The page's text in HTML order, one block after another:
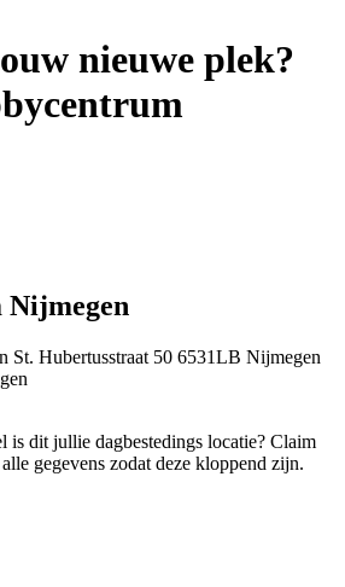
nieuwe plek?
St. Hubertusstraat 50 6531LB Nijmegen
dit jullie dagbestedings locatie? Claim
gegevens zodat deze kloppend zijn.